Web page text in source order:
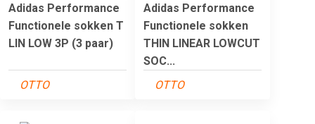
Adidas Performance
Functionele sokken T
LIN LOW 3P (3 paar)
OTTO
Adidas Performance
Functionele sokken
THIN LINEAR LOWCUT
SOC...
OTTO